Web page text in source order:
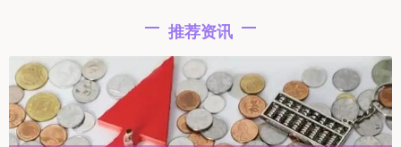
推荐资讯